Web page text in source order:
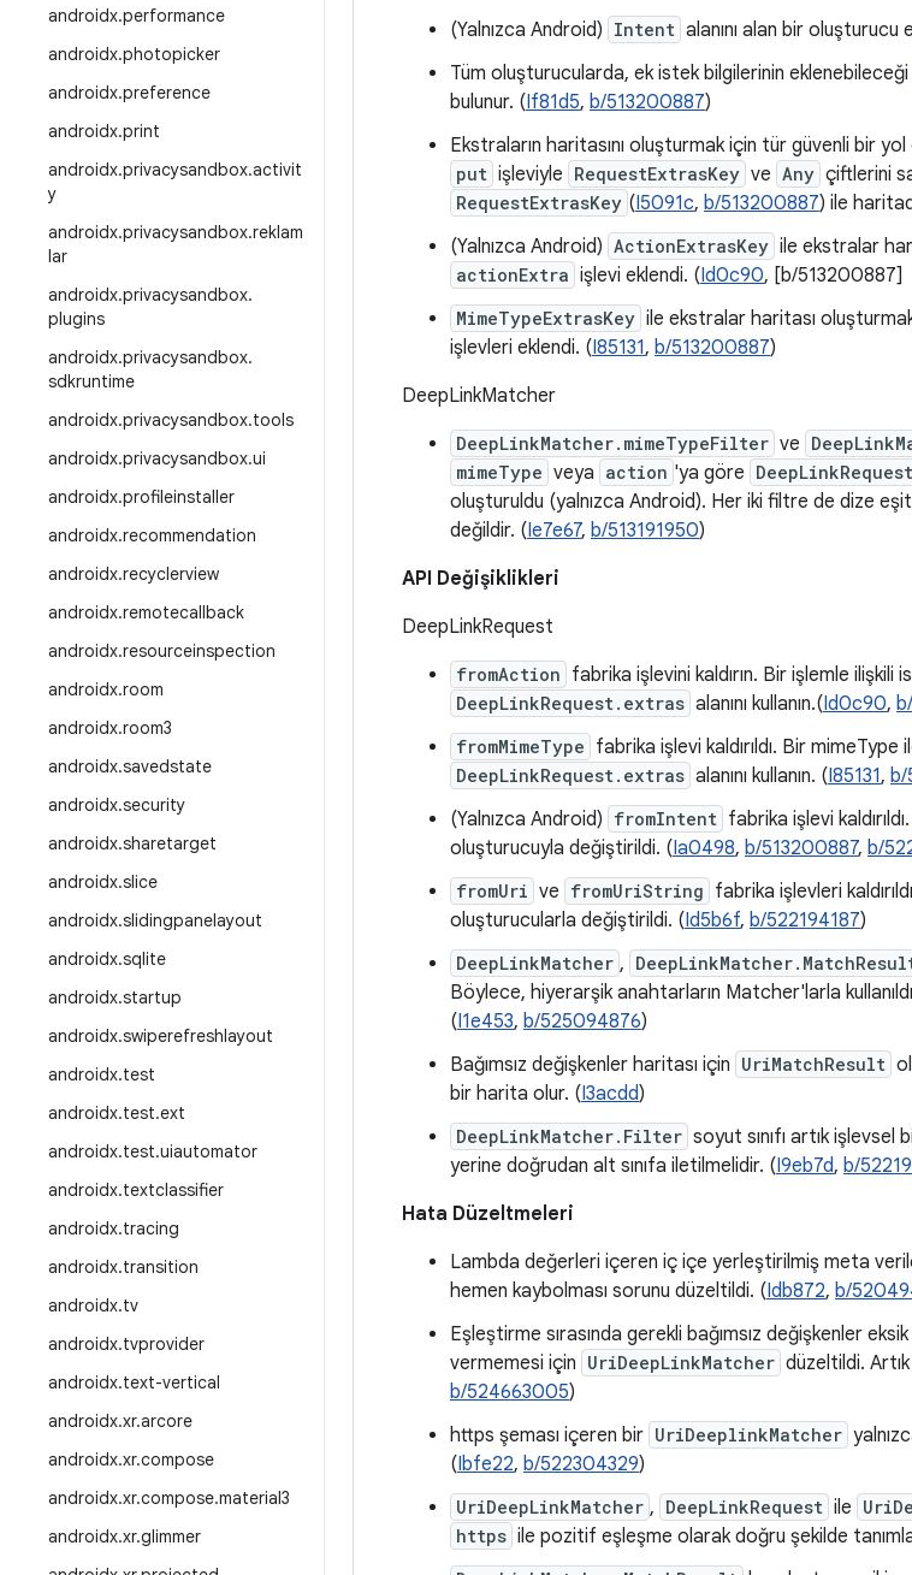
androidx.performance
androidx.photopicker
androidx.preference
androidx.print
androidx.privacysandbox.activit
y
androidx.privacysandbox.reklam
lar
androidx.privacysandbox.
plugins
androidx.privacysandbox.
sdkruntime
androidx.privacysandbox.tools
androidx.privacysandbox.ui
androidx.profileinstaller
androidx.recommendation
androidx.recyclerview
androidx.remotecallback
androidx.resourceinspection
androidx.room
androidx.room3
androidx.savedstate
androidx.security
androidx.sharetarget
androidx.slice
androidx.slidingpanelayout
androidx.sqlite
androidx.startup
androidx.swiperefreshlayout
androidx.test
androidx.test.ext
androidx.test.uiautomator
androidx.textclassifier
androidx.tracing
androidx.transition
androidx.tv
androidx.tvprovider
androidx.text-vertical
androidx.xr.arcore
androidx.xr.compose
androidx.xr.compose.material3
androidx.xr.glimmer
(Yalnızca Android) Intent alanını alan bir oluşturucu
Tüm oluşturucularda, ek istek bilgilerinin eklenebileceği
bulunur. (If81d5, b/513200887)
Ekstraların haritasını oluşturmak için tür güvenli bir
put işleviyle RequestExtrasKey ve Any çiftlerini
RequestExtrasKey (I5091c, b/513200887) ile
(Yalnızca Android) ActionExtrasKey ile ekstralar
actionExtra işlevi eklendi. (Id0c90, [b/513200887]
MimeTypeExtrasKey ile ekstralar haritası
işlevleri eklendi. (I85131, b/513200887)
DeepLinkMatcher
DeepLinkMatcher.mimeTypeFilter ve
mimeType veya action 'ya göre DeepLinkRequest
oluşturuldu (yalnızca Android). Her iki filtre de dize
değildir. (Ie7e67, b/513191950)
API Değişiklikleri
DeepLinkRequest
fromAction fabrika işlevini kaldırın. Bir işlemle ilişkili
DeepLinkRequest.extras alanını kullanın.(Id0c90,
fromMimeType fabrika işlevi kaldırıldı. Bir
DeepLinkRequest.extras alanını kullanın. (I85131, b/
(Yalnızca Android) fromIntent fabrika işlevi
oluşturucuyla değiştirildi. (Ia0498, b/513200887, b/
fromUri ve fromUriString fabrika işlevleri
oluşturucularla değiştirildi. (Id5b6f, b/522194187)
DeepLinkMatcher ,
Böylece, hiyerarşik anahtarların Matcher'larla
(I1e453, b/525094876)
Bağımsız değişkenler haritası için UriMatchResult
bir harita olur. (I3acdd)
DeepLinkMatcher.Filter soyut sınıfı artık işlevsel
yerine doğrudan alt sınıfa iletilmelidir. (I9eb7d, b/
Hata Düzeltmeleri
Lambda değerleri içeren iç içe yerleştirilmiş meta
hemen kaybolması sorunu düzeltildi. (Idb872, b/
Eşleştirme sırasında gerekli bağımsız değişkenler
vermemesi için UriDeepLinkMatcher düzeltildi. Artık
b/524663005)
https şeması içeren bir UriDeeplinkMatcher
(Ibfe22, b/522304329)
UriDeepLinkMatcher , DeepLinkRequest ile
https ile pozitif eşleşme olarak doğru şekilde